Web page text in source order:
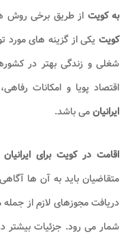
به کویت از طریق برخی روش
کویت یکی از گزینه های مورد
شغلی و زندگی بهتر در
اقتصاد پویا و امکانات
ایرانیانمی باشد.
اقامت در کویت برای ایرانیان
متقاضیان باید به آن ها
دریافت مجوزهای لازم از
شمار می رود. جزئیات